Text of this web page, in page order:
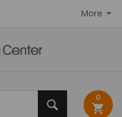
0
shopping_cart
More